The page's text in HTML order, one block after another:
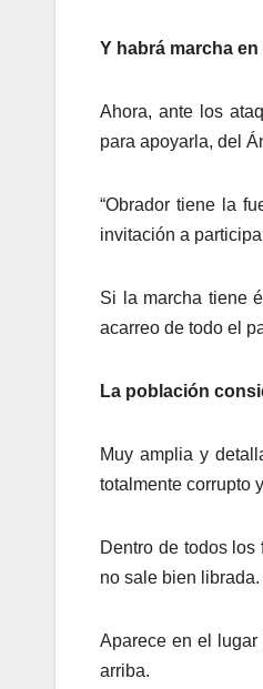
Y habrá marcha
Ahora, ante los
para apoyarla, del
“Obrador tiene la
invitación a
Si la marcha tiene
acarreo de todo el
La población
Muy amplia y
totalmente corrupto
Dentro de todos
no sale bien librada.
Aparece en el
arriba.